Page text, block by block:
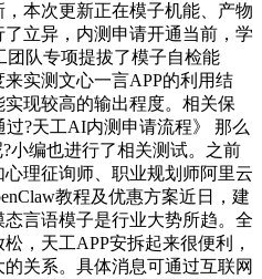
本次更新正在模子机能、产物
立异，内测申请开通当前，学
团队专项提拔了模子自检能
实测文心一言APP的利用结
现较高的输出程度。相关保
?天工AI内测申请流程》 那么
小编也进行了相关测试。之前
理征询师、职业规划师阿里云
教程及优惠方案近日，建
言语模子是行业大势所趋。全
，天工APP安拆起来很便利，
关系。具体消息可通过互联网